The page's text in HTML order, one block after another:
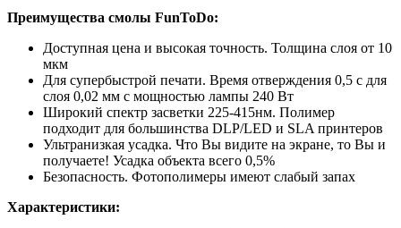
Преимущества смолы FunToDo:
Доступная цена и высокая точность. Толщина слоя от 10
мкм
Для супербыстрой печати. Время отверждения 0,5 с для
слоя 0,02 мм с мощностью лампы 240 Вт
Широкий спектр засветки 225-415нм. Полимер
подходит для большинства DLP/LED и SLA принтеров
Ультранизкая усадка. Что Вы видите на экране, то Вы и
получаете! Усадка объекта всего 0,5%
Безопасность. Фотополимеры имеют слабый запах
Характеристики: